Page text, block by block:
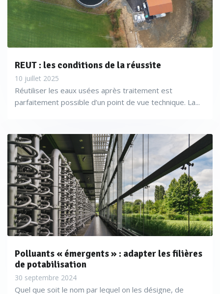
REUT : les conditions de la réussite
10 juillet 2025
Réutiliser les eaux usées après traitement est
parfaitement possible d’un point de vue technique. La...
Polluants « émergents » : adapter les filières
de potabilisation
30 septembre 2024
Quel que soit le nom par lequel on les désigne, de